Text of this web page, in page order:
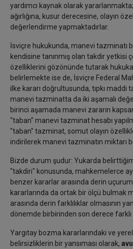
yardımcı kaynak olarak
ağırlığına, kusur derecesine, olayın
değerlendirme yapmaktadırlar.
İsviçre hukukunda, manevi tazminatı
kendisine tanınmış olan takdir yetkisi
özelliklerini gözönünde tutarak
belirlemekte ise de, İsviçre Federal
ilke kararı doğrultusunda, tıpkı maddi
manevi tazminatta da iki aşamalı
birinci aşamada manevi zararın
"taban" manevi tazminat hesabı
"taban" tazminat, somut olayın
indirilerek manevi tazminatın miktarı
Bizde durum şudur: Yukarda
"takdiri" konusunda, mahkemelerce
benzer kararlar arasında derin
kararlarında da ortak bir ölçü bulmak
arasında derin farklılıklar olmasının
dönemde birbirinden son derece
Yargıtay bozma kararlarındaki ve
belirsizliklerin bir yansıması olarak,